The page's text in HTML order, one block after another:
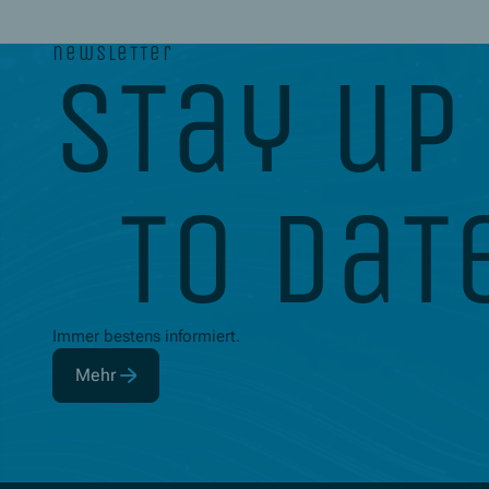
newsletter
stay up
to
Immer bestens informiert.
Mehr
(Öffnet in neuem Fenster)